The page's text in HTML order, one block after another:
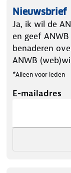
Nieuwsbrief
Ja, ik wil de
en geef
benaderen
ANWB
*Alleen voor leden
E-mailadres